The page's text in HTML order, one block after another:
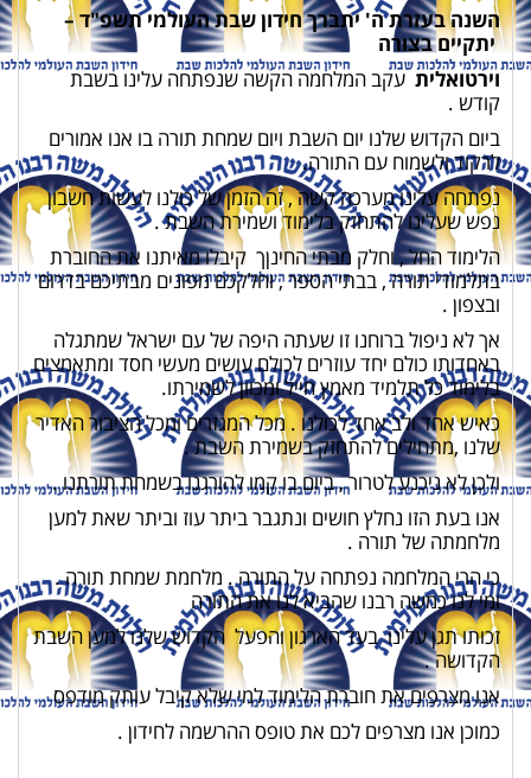
השנה בעזרת ה' יתברך חידון שבת העולמי תשפ"ד –
יתקיים בצורה
וירטואלית עקב המלחמה הקשה שנפתחה עלינו בשבת
קודש .
ביום הקדוש שלנו יום השבת ויום שמחת תורה בו אנו אמורים
לרקוד ולשמוח עם התורה.
נפתחה עלינו מערכה קשה , זה הזמן של כולנו לעשות חשבון
נפש שעלינו להתחזק בלימוד ושמירת השבת .
הלימוד החל , וחלק מבתי החינןך קיבלו מאיתנו את החוברת
בתלמודי תורה , בבתי הספר , וחלקכם מפונים מבתיכם בדרום
ובצפון .
אך לא ניפול ברוחנו זו שעתה היפה של עם ישראל שמתגלה
באחדותו כולם יחד עוזרים לכולם עושים מעשי חסד ומתאמצים
בלימוד כל תלמיד מאמץ חייל ומכוון לשמירתו.
כאיש אחד ולב אחד לכולנו . מכל המגזרים ומכל הציבור האדיר
שלנו ,מתחילים להתחזק בשמירת השבת .
ולכן לא ניכנע לטרור , ביום בו קמו להורגנו בשמחת תורתנו .
אנו בעת הזו נחלץ חושים ונתגבר ביתר עוז וביתר שאת למען
מלחמתה של תורה .
כי הרי המלחמה נפתחה על התורה . מלחמת שמחת תורה .
ומי לנו כמשה רבנו שהביא לנו את התורה
זכותו תגן עלינו בעד הארגון והפעל הקדוש שלנו למען השבת
הקדושה .
אנו מצרפים את חוברת הלימוד למי שלא קיבל עותק מודפס
כמוכן אנו מצרפים לכם את טופס ההרשמה לחידון .